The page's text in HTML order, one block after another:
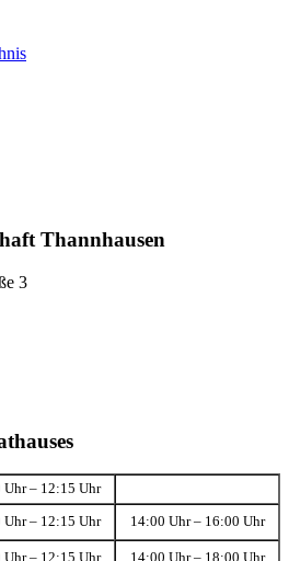
Thannhausen
3
Uhr – 12:15 Uhr
Uhr – 12:15 Uhr 14:00 Uhr – 16:00 Uhr